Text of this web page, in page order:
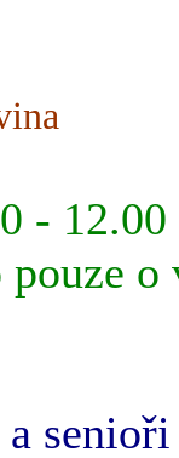
-
o